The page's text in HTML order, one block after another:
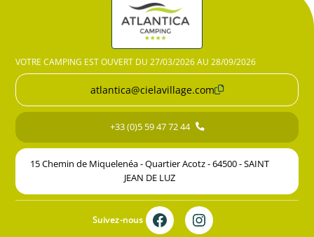
VOTRE CAMPING EST OUVERT DU 27/03/2026 AU 28/09/2026
atlantica@cielavillage.com
+33 (0)5 59 47 72 44
15 Chemin de Miquelenéa - Quartier Acotz - 64500 - SAINT
JEAN DE LUZ
Suivez-nous